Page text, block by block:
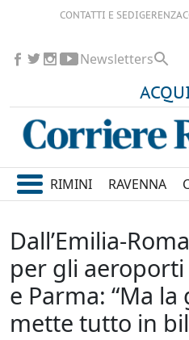
CONTATTI E SEDIGERENZA
Newsletters
RIMINI RAVENNA
Dall’Emilia-
per gli
e Parma: “Ma
mette tutto in